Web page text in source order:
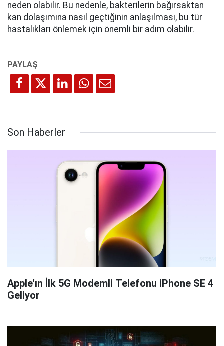
neden olabilir. Bu nedenle, bakterilerin bağırsaktan
kan dolaşımına nasıl geçtiğinin anlaşılması, bu tür
hastalıkları önlemek için önemli bir adım olabilir.
Son Haberler
Apple'ın İlk 5G Modemli Telefonu iPhone SE 4
Geliyor